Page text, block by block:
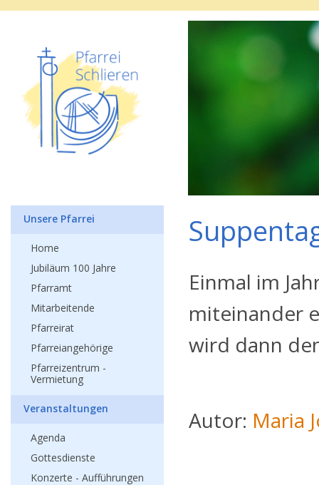
Unsere Pfarrei
Home
Jubiläum 100 Jahre
Pfarramt
Mitarbeitende
Pfarreirat
Pfarreiangehörige
Pfarreizentrum -
Vermietung
Veranstaltungen
Agenda
Gottesdienste
Konzerte - Aufführungen
Einmal im
miteinander
wird dann
Autor: Maria